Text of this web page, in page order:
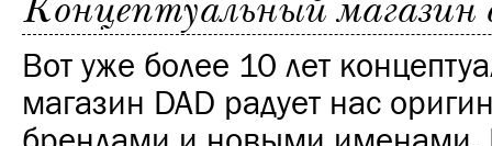
Концептуальный магазин
Вот уже более 10 лет
магазин DAD радует нас